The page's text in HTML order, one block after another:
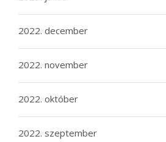
2022. december
2022. november
2022. október
2022. szeptember